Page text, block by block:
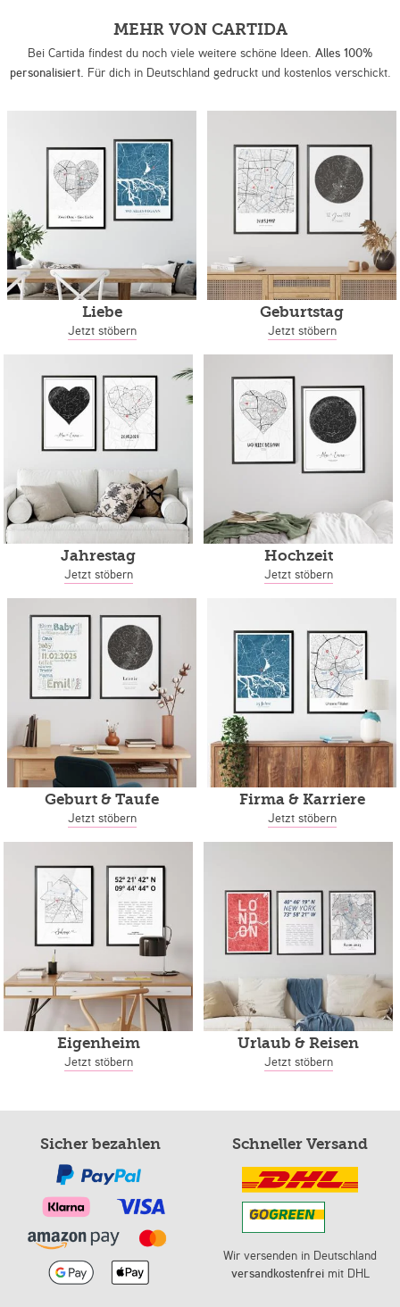
MEHR VON CARTIDA
Bei Cartida findest du noch viele weitere schöne Ideen. Alles 100%
personalisiert. Für dich in Deutschland gedruckt und kostenlos verschickt.
Liebe
Jetzt stöbern
Geburtstag
Jetzt stöbern
Jahrestag
Jetzt stöbern
Hochzeit
Jetzt stöbern
Geburt & Taufe
Jetzt stöbern
Firma & Karriere
Jetzt stöbern
Eigenheim
Jetzt stöbern
Urlaub & Reisen
Jetzt stöbern
Sicher bezahlen Schneller Versand
Wir versenden in Deutschland
versandkostenfreimit DHL